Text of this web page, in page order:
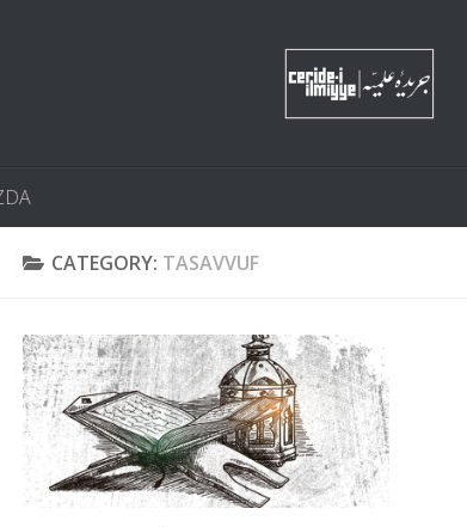
CATEGORY: TASAVVUF